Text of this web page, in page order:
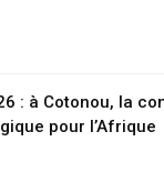
: à Cotonou, la
pour l’Afrique